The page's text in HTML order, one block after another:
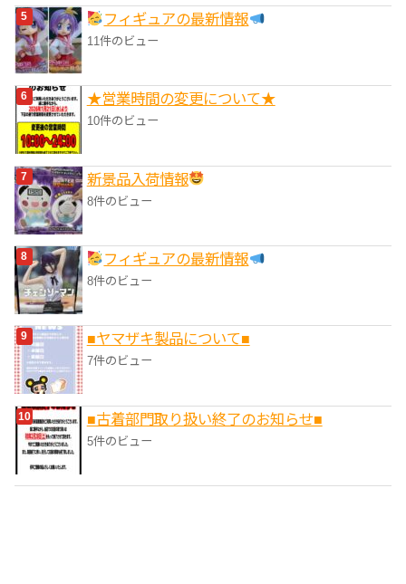
フィギュアの最新情報
11件のビュー
★営業時間の変更について★
10件のビュー
‎新景品入荷情報
8件のビュー
フィギュアの最新情報
8件のビュー
■ヤマザキ製品について■
7件のビュー
■‎古着部門取り扱い終了のお知らせ■
5件のビュー